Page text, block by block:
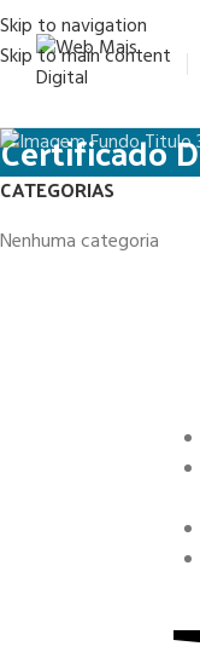
Skip to navigation
Skip to main content
Certificado
CATEGORIAS
Nenhuma categoria